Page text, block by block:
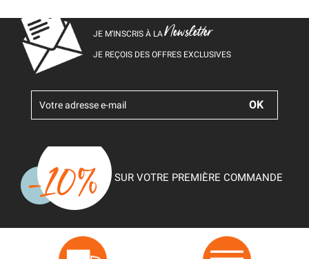
JE M’INSCRIS À LANewsletter
JE REÇOIS DES OFFRES EXCLUSIVES
SUR VOTRE PREMIÈRE COMMANDE